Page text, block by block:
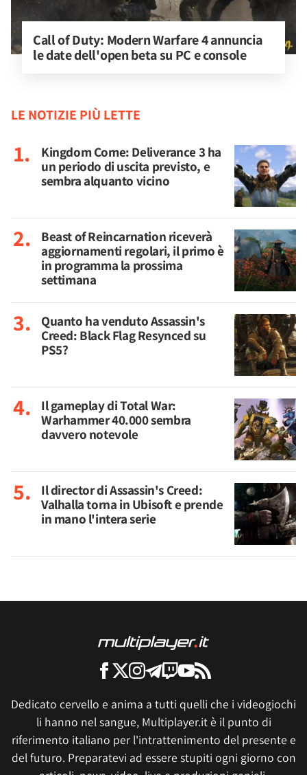
Call of Duty: Modern Warfare 4 annuncia
le date dell'open beta su PC e console
LE NOTIZIE PIÙ LETTE
Kingdom Come: Deliverance 3 ha
un periodo di uscita previsto, e
sembra alquanto vicino
Beast of Reincarnation riceverà
aggiornamenti regolari, il primo è
in programma la prossima
settimana
Quanto ha venduto Assassin's
Creed: Black Flag Resynced su
PS5?
Il gameplay di Total War:
Warhammer 40.000 sembra
davvero notevole
Il director di Assassin's Creed:
Valhalla torna in Ubisoft e prende
in mano l'intera serie
Dedicato cervello e anima a tutti quelli che i videogiochi
li hanno nel sangue, Multiplayer.it è il punto di
riferimento italiano per l'intrattenimento del presente e
del futuro. Preparatevi ad essere stupiti ogni giorno con